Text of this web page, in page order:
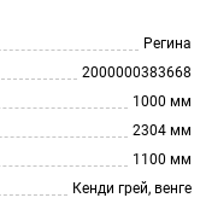
Регина
2000000383668
1000 мм
2304 мм
1100 мм
Кенди грей, венге